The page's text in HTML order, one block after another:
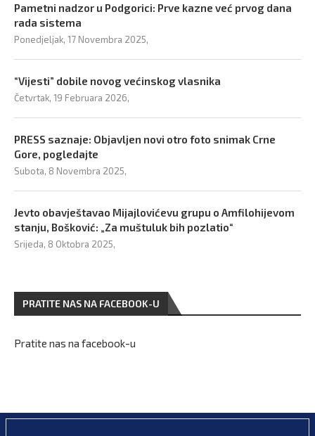
Pametni nadzor u Podgorici: Prve kazne već prvog dana
rada sistema
Ponedjeljak, 17 Novembra 2025,
“Vijesti” dobile novog većinskog vlasnika
Četvrtak, 19 Februara 2026,
PRESS saznaje: Objavljen novi otro foto snimak Crne
Gore, pogledajte
Subota, 8 Novembra 2025,
Jevto obavještavao Mijajlovićevu grupu o Amfilohijevom
stanju, Bošković: „Za muštuluk bih pozlatio“
Srijeda, 8 Oktobra 2025,
PRATITE NAS NA FACEBOOK-U
Pratite nas na facebook-u